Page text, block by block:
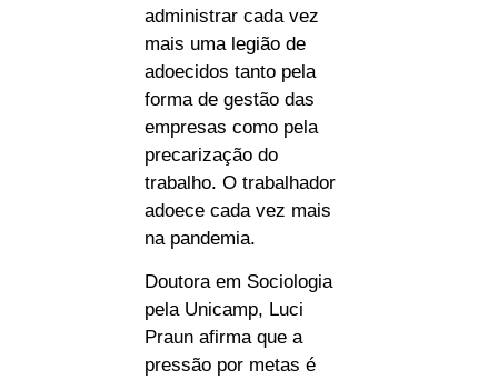
administrar cada vez
mais uma legião de
adoecidos tanto pela
forma de gestão das
empresas como pela
precarização do
trabalho. O trabalhador
adoece cada vez mais
na pandemia.
Doutora em Sociologia
pela Unicamp, Luci
Praun afirma que a
pressão por metas é